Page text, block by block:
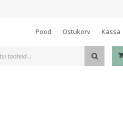
Pood Ostukorv Kassa